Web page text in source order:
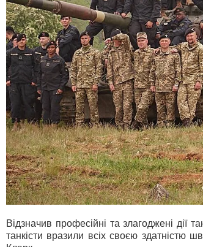
Відзначив професійні та злагоджені
танкісти вразили всіх своєю здатністю